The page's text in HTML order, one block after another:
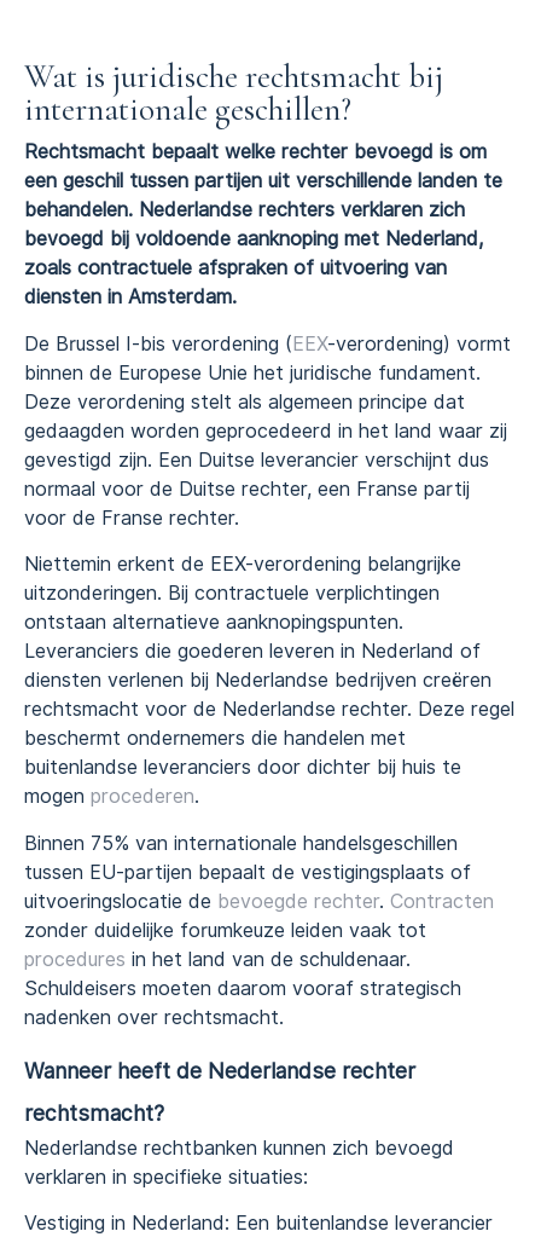
Wat is juridische rechtsmacht bij
internationale geschillen?
Rechtsmacht bepaalt welke rechter bevoegd is om
een geschil tussen partijen uit verschillende landen te
behandelen. Nederlandse rechters verklaren zich
bevoegd bij voldoende aanknoping met Nederland,
zoals contractuele afspraken of uitvoering van
diensten in Amsterdam.
De Brussel I-bis verordening (EEX-verordening) vormt
binnen de Europese Unie het juridische fundament.
Deze verordening stelt als algemeen principe dat
gedaagden worden geprocedeerd in het land waar zij
gevestigd zijn. Een Duitse leverancier verschijnt dus
normaal voor de Duitse rechter, een Franse partij
voor de Franse rechter.
Niettemin erkent de EEX-verordening belangrijke
uitzonderingen. Bij contractuele verplichtingen
ontstaan alternatieve aanknopingspunten.
Leveranciers die goederen leveren in Nederland of
diensten verlenen bij Nederlandse bedrijven creëren
rechtsmacht voor de Nederlandse rechter. Deze regel
beschermt ondernemers die handelen met
buitenlandse leveranciers door dichter bij huis te
mogen procederen.
Binnen 75% van internationale handelsgeschillen
tussen EU-partijen bepaalt de vestigingsplaats of
uitvoeringslocatie de bevoegde rechter. Contracten
zonder duidelijke forumkeuze leiden vaak tot
procedures in het land van de schuldenaar.
Schuldeisers moeten daarom vooraf strategisch
nadenken over rechtsmacht.
Wanneer heeft de Nederlandse rechter
rechtsmacht?
Nederlandse rechtbanken kunnen zich bevoegd
verklaren in specifieke situaties:
Vestiging in Nederland: Een buitenlandse leverancier